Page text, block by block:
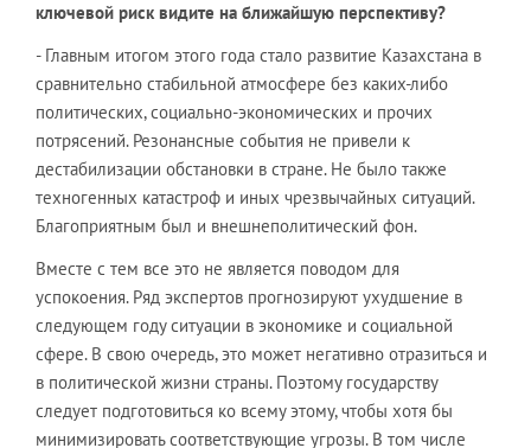
ключевой риск видите на ближайшую перспективу?
- Главным итогом этого года стало развитие Казахстана в
сравнительно стабильной атмосфере без каких-либо
политических, социально-экономических и прочих
потрясений. Резонансные события не привели к
дестабилизации обстановки в стране. Не было также
техногенных катастроф и иных чрезвычайных ситуаций.
Благоприятным был и внешнеполитический фон.
Вместе с тем все это не является поводом для
успокоения. Ряд экспертов прогнозируют ухудшение в
следующем году ситуации в экономике и социальной
сфере. В свою очередь, это может негативно отразиться и
в политической жизни страны. Поэтому государству
следует подготовиться ко всему этому, чтобы хотя бы
минимизировать соответствующие угрозы. В том числе